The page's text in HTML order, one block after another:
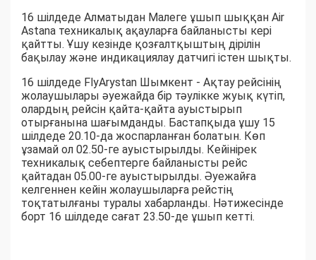
16 шілдеде Алматыдан Малеге ұшып шыққан Air
Astana техникалық ақауларға байланысты кері
қайтты. Ұшу кезінде қозғалтқыштың дірілін
бақылау және индикациялау датчигі істен шықты.
16 шілдеде FlyArystan Шымкент - Ақтау рейсінің
жолаушылары әуежайда бір тәулікке жуық күтіп,
олардың рейсін қайта-қайта ауыстырып
отырғанына шағымданды. Бастапқыда ұшу 15
шілдеде 20.10-да жоспарланған болатын. Көп
ұзамай ол 02.50-ге ауыстырылды. Кейінірек
техникалық себептерге байланысты рейс
қайтадан 05.00-ге ауыстырылды. Әуежайға
келгеннен кейін жолаушыларға рейстің
тоқтатылғаны туралы хабарланды. Нәтижесінде
борт 16 шілдеде сағат 23.50-де ұшып кетті.